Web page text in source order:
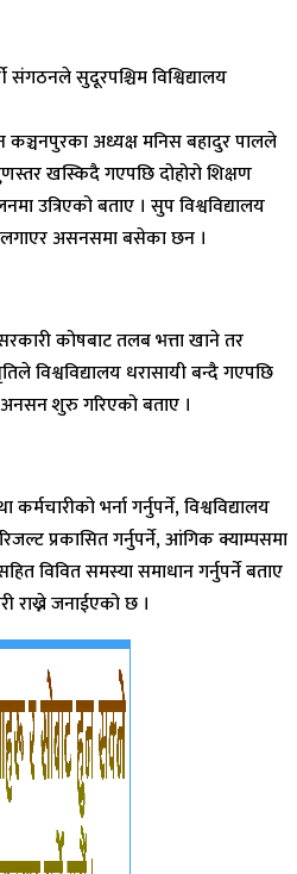
संगठनले सुदूरपश्चिम विश्विद्यालय
कञ्चनपुरका अध्यक्ष मनिस बहादुर पालले
खस्किदै गएपछि दोहोरो शिक्षण
उत्रिएको बताए । सुप विश्वविद्यालय
लगाएर असनसमा बसेका छन ।
कोषबाट तलब भत्ता खाने तर
विश्वविद्यालय धरासायी बन्दै गएपछि
अनसन शुरु गरिएको बताए ।
भर्ना गर्नुपर्ने, विश्वविद्यालय
प्रकासित गर्नुपर्ने, आंगिक क्याम्पसमा
विवित समस्या समाधान गर्नुपर्ने बताए
राख्ने जनाईएको छ ।